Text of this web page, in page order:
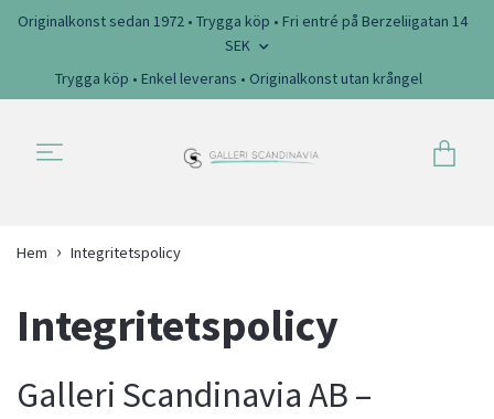
Originalkonst sedan 1972 • Trygga köp • Fri entré på Berzeliigatan 14
SEK
Trygga köp • Enkel leverans • Originalkonst utan krångel
Hem Integritetspolicy
Integritetspolicy
Galleri Scandinavia AB –